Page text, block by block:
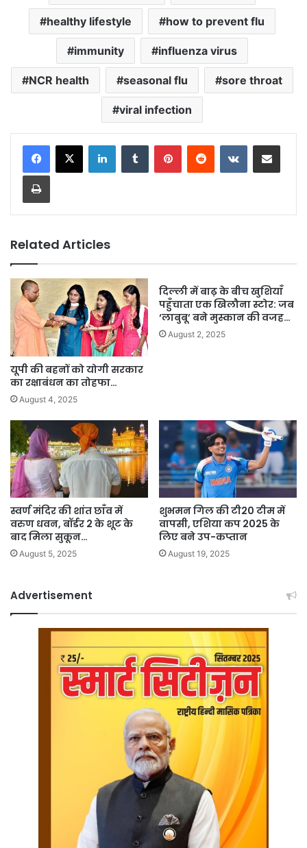
healthy lifestyle how to prevent flu
immunity influenza virus
NCR health seasonal flu sore throat
viral infection
LinkedInTumblr PinterestReddit VKontakteShare via Email
Print
Related Articles
यूपी की बहनों को योगी सरकार
का रक्षाबंधन का तोहफा…
August 4, 2025
दिल्ली में बाढ़ के बीच खुशियाँ
पहुँचाता एक खिलौना स्टोर: जब
‘लाबुबू’ बने मुस्कान की वजह…
August 2, 2025
स्वर्ण मंदिर की शांत छाँव में
वरुण धवन, बॉर्डर 2 के शूट के
बाद मिला सुकून…
August 5, 2025
शुभमन गिल की टी20 टीम में
वापसी, एशिया कप 2025 के
लिए बने उप-कप्तान
August 19, 2025
Advertisement